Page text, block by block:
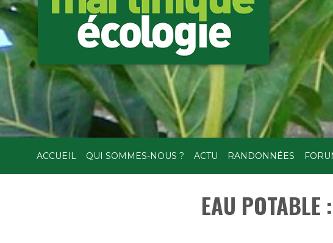
ACCUEIL QUI SOMMES-NOUS ? ACTU RANDONNÉES
EAU POTABLE